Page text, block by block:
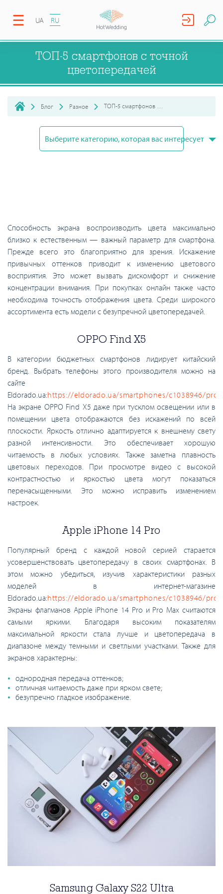
UA RU
ТОП-5 смартфонов с точной
цветопередачей
Блог Разное
Способность экрана воспроизводить цвета максимально
близко к естественным — важный параметр для смартфона.
Прежде всего это благоприятно для зрения. Искажение
привычных оттенков приводит к изменению цветового
восприятия. Это может вызвать дискомфорт и снижение
концентрации внимания. При покупках онлайн также часто
необходима точность отображения цвета. Среди широкого
ассортимента есть модели с безупречной цветопередачей.
OPPO Find Х5
В категории бюджетных смартфонов лидирует китайский
бренд. Выбрать телефоны этого производителя можно на
сайте
Eldorado.ua:https://eldorado.ua/smartphones/c1038946/
На экране OPPO Find Х5 даже при тусклом освещении или в
помещении цвета отображаются без искажений по всей
плоскости. Яркость отлично адаптируется к внешнему свету
разной интенсивности. Это обеспечивает хорошую
читаемость в любых условиях. Также заметна плавность
цветовых переходов. При просмотре видео с высокой
контрастностью и яркостью цвета могут показаться
перенасыщенными. Это можно исправить изменением
настроек.
Apple iPhone 14 Pro
Популярный бренд с каждой новой серией старается
усовершенствовать цветопередачу в своих смартфонах. В
этом можно убедиться, изучив характеристики разных
моделей в интернет-магазине
Eldorado.ua:https://eldorado.ua/smartphones/c1038946/
Экраны флагманов Apple iPhone 14 Pro и Pro Max считаются
самыми яркими. Благодаря высоким показателям
максимальной яркости стала лучше и цветопередача в
диапазоне между темными и светлыми участками. Также для
экранов характерны:
однородная передача оттенков;
отличная читаемость даже при ярком свете;
безупречно гладкое изображение.
Samsung Galaxy S22 Ultra
Выберите категорию, которая вас интересует